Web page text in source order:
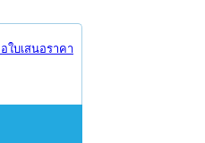
ใบเสนอราคา